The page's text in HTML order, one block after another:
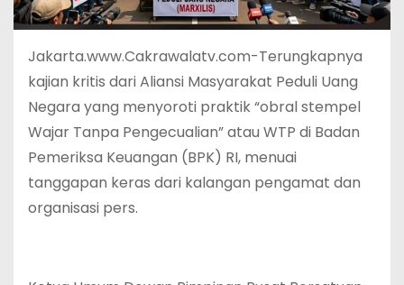
Jakarta.www.Cakrawalatv.com-Terungkapnya
kajian kritis dari Aliansi Masyarakat Peduli Uang
Negara yang menyoroti praktik “obral stempel
Wajar Tanpa Pengecualian” atau WTP di Badan
Pemeriksa Keuangan (BPK) RI, menuai
tanggapan keras dari kalangan pengamat dan
organisasi pers.